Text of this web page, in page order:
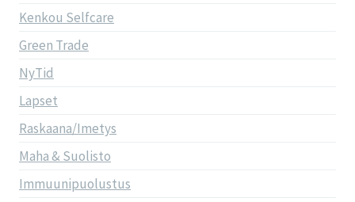
Kenkou Selfcare
Green Trade
NyTid
Lapset
Raskaana/Imetys
Maha & Suolisto
Immuunipuolustus